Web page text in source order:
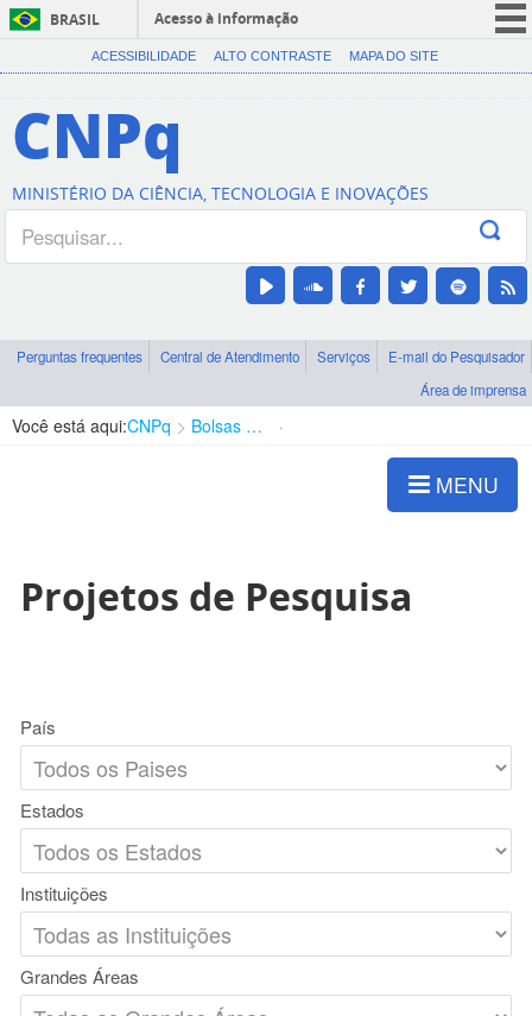
BRASIL
Acesso à informação
CORONAVÍRUS (COVID-19)
Canais
ACESSIBILIDADE ALTO CONTRASTE MAPA DO SITE
CNPq
MINISTÉRIO DA CIÊNCIA, TECNOLOGIA E INOVAÇÕES
Perguntas frequentes Central de Atendimento Serviços
E-mail do Pesquisador
Área de imprensa
Você está aqui:CNPq Bolsas e Auxílios Vigentes
MENU
Projetos de Pesquisa
País
Estados
Instituições
Grandes Áreas